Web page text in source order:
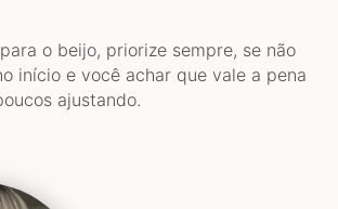
o beijo, priorize sempre, se não
início e você achar que vale a pena
ajustando.